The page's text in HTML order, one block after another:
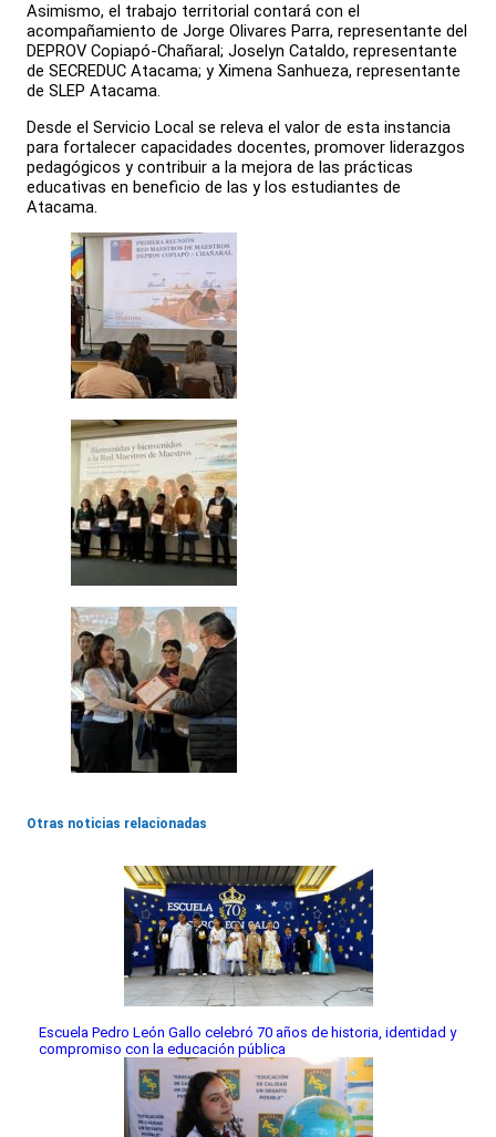
Asimismo, el trabajo territorial contará con el
acompañamiento de Jorge Olivares Parra, representante del
DEPROV Copiapó-Chañaral; Joselyn Cataldo, representante
de SECREDUC Atacama; y Ximena Sanhueza, representante
de SLEP Atacama.
Desde el Servicio Local se releva el valor de esta instancia
para fortalecer capacidades docentes, promover liderazgos
pedagógicos y contribuir a la mejora de las prácticas
educativas en beneficio de las y los estudiantes de
Atacama.
Otras noticias relacionadas
Escuela Pedro León Gallo celebró 70 años de historia, identidad y
compromiso con la educación pública